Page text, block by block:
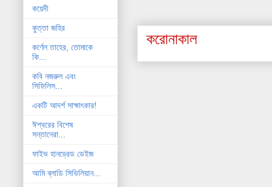
করোনাকাল
কয়েদী
কুত্তা জহির
কর্ণেল তাহের, তোমাকে
কি...
কবি নজরুল এবং
সিফিলিস...
একটি আদর্শ সাক্ষাৎকার!
ঈশ্বরের বিশেষ
সন্তানেরা...
ফাইভ হানড্রেড ডেইজ
আমি ব্লাডি সিভিলিয়ান...